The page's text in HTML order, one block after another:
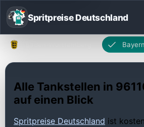
Spritpreise Deutschland
Bayern
Alle Tankstellen in
auf einen Blick
Spritpreise Deutschland ist